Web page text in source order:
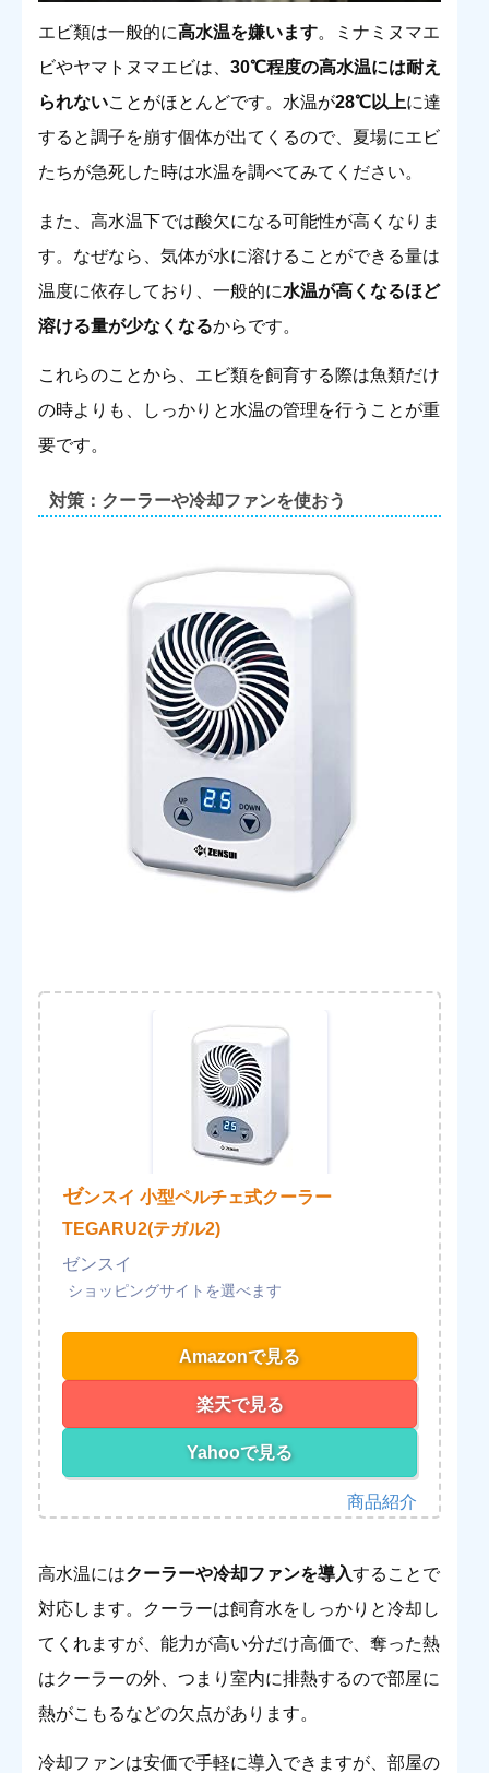
エビ類は一般的に高水温を嫌います。ミナミヌマエ
ビやヤマトヌマエビは、 30℃程度の高水温には耐え
られないことがほとんどです。水温が28℃以上に達
すると調子を崩す個体が出てくるので、夏場にエビ
たちが急死した時は水温を調べてみてください。
また、高水温下では酸欠になる可能性が高くなりま
す。なぜなら、気体が水に溶けることができる量は
温度に依存しており、一般的に水温が高くなるほど
溶ける量が少なくなるからです。
これらのことから、エビ類を飼育する際は魚類だけ
の時よりも、しっかりと水温の管理を行うことが重
要です。
対策：クーラーや冷却ファンを使おう
ゼンスイ 小型ペルチェ式クーラー
TEGARU2(テガル2)
ゼンスイ
Amazonで見る
楽天で見る
Yahooで見る
高水温にはクーラーや冷却ファンを導入することで
対応します。クーラーは飼育水をしっかりと冷却し
てくれますが、能力が高い分だけ高価で、奪った熱
はクーラーの外、つまり室内に排熱するので部屋に
熱がこもるなどの欠点があります。
冷却ファンは安価で手軽に導入できますが、部屋の